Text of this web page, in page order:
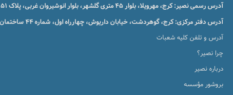
آدرس رسمی نصیر: کرج، مهرویلا، بلوار 45 متری گلشهر، بلوار انوشیروان غربی، پلاک 51، طبقه1
آدرس دفتر مرکزی: کرج، گوهردشت، خیابان داریوش، چهارراه اول، شماره ۴۴ ساختمان زبان نصیر
آدرس و تلفن کلیه شعبات
چرا نصیر؟
درباره نصیر
بروشور مؤسسه